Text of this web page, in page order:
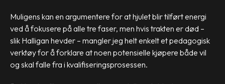
Muligens kan en argumentere for at hjulet blir tilført energi
ved å fokusere på alle tre faser, men hvis trakten er død –
slik Halligan hevder – mangler jeg helt enkelt et pedagogisk
verktøy for å forklare at noen potensielle kjøpere både vil
og skal falle fra i kvalifiseringsprosessen.